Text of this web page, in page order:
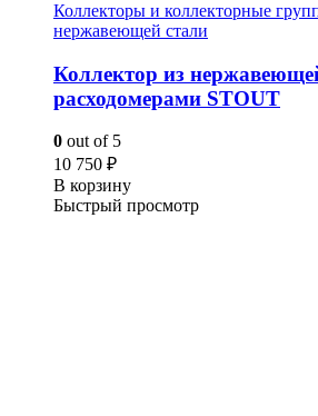
Коллекторы и коллекторные
нержавеющей стали
Коллектор из
расходомерами STOUT
0 out of 5
10 750 ₽
В корзину
Быстрый просмотр